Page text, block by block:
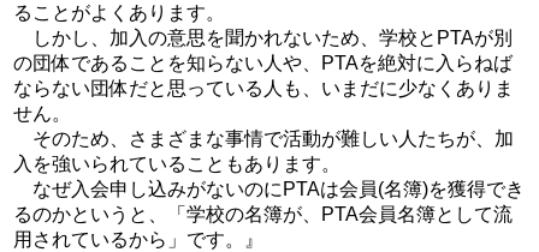
ることがよくあります。
しかし、加入の意思を聞かれないため、学校とPTAが別
の団体であることを知らない人や、PTAを絶対に入らねば
ならない団体だと思っている人も、いまだに少なくありま
せん。
そのため、さまざまな事情で活動が難しい人たちが、加
入を強いられていることもあります。
なぜ入会申し込みがないのにPTAは会員(名簿)を獲得でき
るのかというと、「学校の名簿が、PTA会員名簿として流
用されているから」です。』